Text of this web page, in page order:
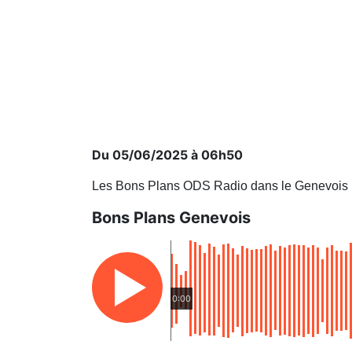
Du 05/06/2025 à 06h50
Les Bons Plans ODS Radio dans le Genevois
Bons Plans Genevois
0:00